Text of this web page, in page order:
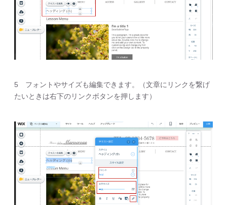
5 フォントやサイズも編集できます。（文章にリンクを繋げ
たいときは右下のリンクボタンを押します）